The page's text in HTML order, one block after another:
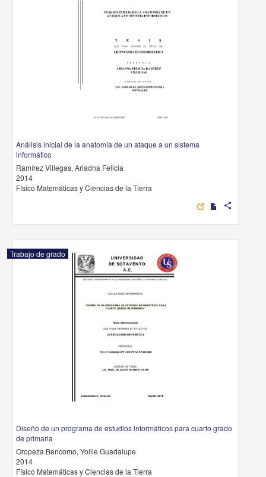
Análisis inicial de la anatomía de un ataque a un sistema
informático
Ramírez Villegas, Ariadna Felicia
2014
Físico Matemáticas y Ciencias de la Tierra
share
Trabajo de grado
Diseño de un programa de estudios informáticos para cuarto grado
de primaria
Oropeza Bencomo, Yollie Guadalupe
2014
Físico Matemáticas y Ciencias de la Tierra